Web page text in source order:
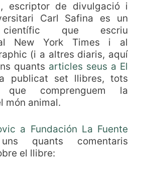
escriptor de divulgació i
Carl Safina es un
científic que escriu
New York Times i al
(i a altres diaris, aquí
quants articles seus a El
publicat set llibres, tots
comprenguem la
món animal.
a Fundación La Fuente
quants comentaris
el llibre: